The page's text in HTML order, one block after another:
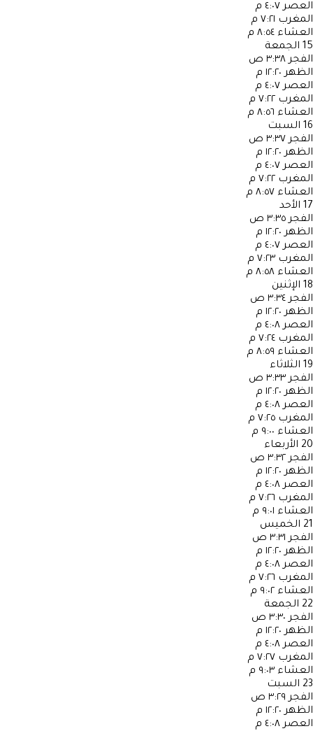
العصر ٤:٠٧ م
المغرب ٧:٢١ م
العشاء ٨:٥٤ م
15 الجمعة
الفجر ٣:٣٨ ص
الظهر ١٢:٢٠ م
العصر ٤:٠٧ م
المغرب ٧:٢٢ م
العشاء ٨:٥٦ م
16 السبت
الفجر ٣:٣٧ ص
الظهر ١٢:٢٠ م
العصر ٤:٠٧ م
المغرب ٧:٢٢ م
العشاء ٨:٥٧ م
17 الأحد
الفجر ٣:٣٥ ص
الظهر ١٢:٢٠ م
العصر ٤:٠٧ م
المغرب ٧:٢٣ م
العشاء ٨:٥٨ م
18 الإثنين
الفجر ٣:٣٤ ص
الظهر ١٢:٢٠ م
العصر ٤:٠٨ م
المغرب ٧:٢٤ م
العشاء ٨:٥٩ م
19 الثلاثاء
الفجر ٣:٣٣ ص
الظهر ١٢:٢٠ م
العصر ٤:٠٨ م
المغرب ٧:٢٥ م
العشاء ٩:٠٠ م
20 الأربعاء
الفجر ٣:٣٢ ص
الظهر ١٢:٢٠ م
العصر ٤:٠٨ م
المغرب ٧:٢٦ م
العشاء ٩:٠١ م
21 الخميس
الفجر ٣:٣١ ص
الظهر ١٢:٢٠ م
العصر ٤:٠٨ م
المغرب ٧:٢٦ م
العشاء ٩:٠٢ م
22 الجمعة
الفجر ٣:٣٠ ص
الظهر ١٢:٢٠ م
العصر ٤:٠٨ م
المغرب ٧:٢٧ م
العشاء ٩:٠٣ م
23 السبت
الفجر ٣:٢٩ ص
الظهر ١٢:٢٠ م
العصر ٤:٠٨ م